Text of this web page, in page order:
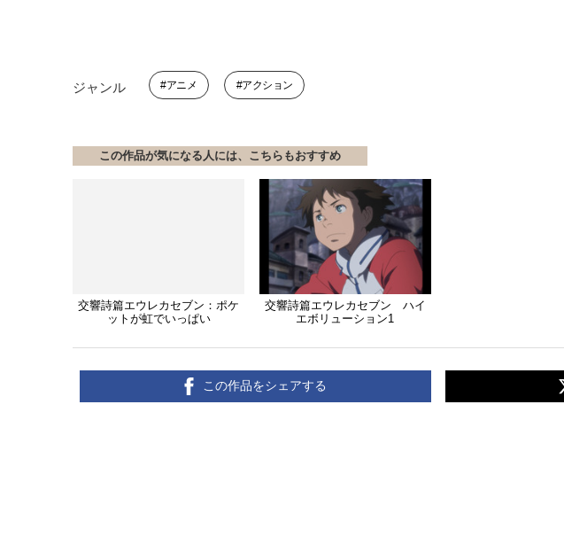
ジャンル アニメ アクション
この作品が気になる人には、こちらもおすすめ
交響詩篇エウレカセブン：ポケ
ットが虹でいっぱい
交響詩篇エウレカセブン ハイ
エボリューション1
この作品をシェアする